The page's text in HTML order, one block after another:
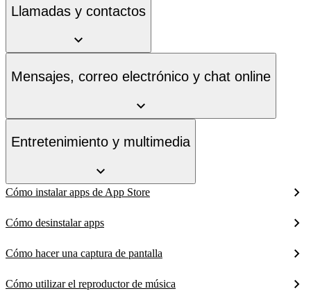
Llamadas y contactos
Mensajes, correo electrónico y chat online
Entretenimiento y multimedia
Cómo instalar apps de App Store
Cómo desinstalar apps
Cómo hacer una captura de pantalla
Cómo utilizar el reproductor de música